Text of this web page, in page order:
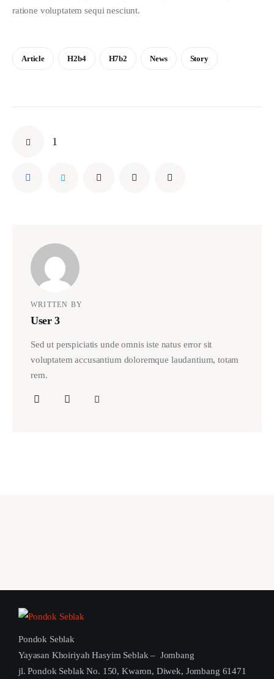
ratione voluptatem sequi nesciunt.
Article H2b4 H7b2 News Story
1
WRITTEN BY
User 3
Sed ut perspiciatis unde omnis iste natus error sit
voluptatem accusantium doloremque laudantium, totam
rem.
Pondok Seblak
Yayasan Khoiriyah Hasyim Seblak – Jombang
jl. Pondok Seblak No. 150, Kwaron, Diwek, Jombang 61471